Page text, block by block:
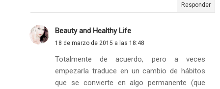
Responder
Beauty and Healthy Life
18 de marzo de 2015 a las 18:48
Totalmente de acuerdo, pero a veces
empezarla traduce en un cambio de hábitos
que se convierte en algo permanente (que